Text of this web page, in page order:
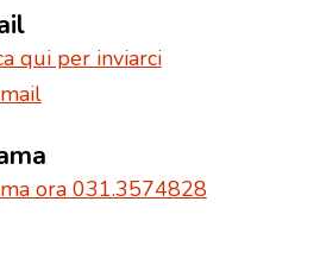
qui per inviarci
ora 031.3574828